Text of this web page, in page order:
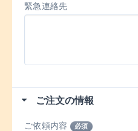
緊急連絡先
ご注文の情報
ご依頼内容 必須